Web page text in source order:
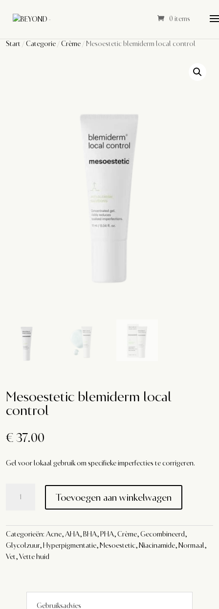
0 items
Start /Categorie /Crème / Mesoestetic blemiderm local control
Mesoestetic blemiderm local
control
€37.00
Gel voor lokaal gebruik om specifieke imperfecties te corrigeren.
blemiderm
aantal
Toevoegen aan winkelwagen
Categorieën: Acne, AHA, BHA, PHA, Crème, Gecombineerd,
Glycolzuur, Hyperpigmentatie, Mesoestetic, Niacinamide, Normaal ,
Vet, Vette huid
Gebruiksadvies